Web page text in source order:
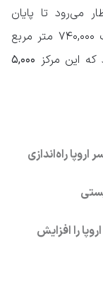
می‌رود تا پایان
امسال به ظرفیت کامل برسد و به مساحت ۷۴۰,۰۰۰ متر مربع
این مرکز ۵,۰۰۰
راه‌اندازی
را افزایش